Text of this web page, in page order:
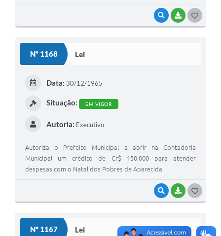
VISUALIZAR
BAIXAR
Nº 1168 Lei
VISUALIZAR
BAIXAR
Data: 30/12/1965
Situação: EM VIGOR
Autoria: Executivo
Autoriza o Prefeito Municipal a abrir na Contadoria
Municipal um crédito de Cr$ 150.000 para atender
despesas com o Natal dos Pobres de Aparecida.
Nº 1167 Lei